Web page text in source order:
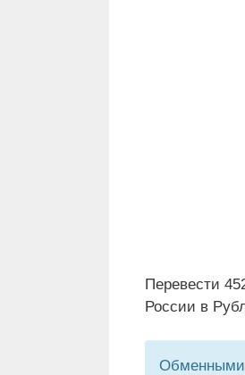
Перевести
России в
Обменными